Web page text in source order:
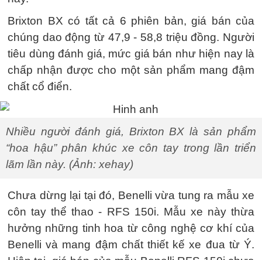
Brixton BX có tất cả 6 phiên bản, giá bán của
chúng dao động từ 47,9 - 58,8 triệu đồng. Người
tiêu dùng đánh giá, mức giá bán như hiện nay là
chấp nhận được cho một sản phẩm mang đậm
chất cổ điển.
Nhiều người đánh giá, Brixton BX là sản phẩm
“hoa hậu” phân khúc xe côn tay trong lần triển
lãm lần này. (Ảnh: xehay)
Chưa dừng lại tại đó, Benelli vừa tung ra mẫu xe
côn tay thể thao - RFS 150i. Mẫu xe này thừa
hưởng những tinh hoa từ công nghệ cơ khí của
Benelli và mang đậm chất thiết kế xe đua từ Ý.